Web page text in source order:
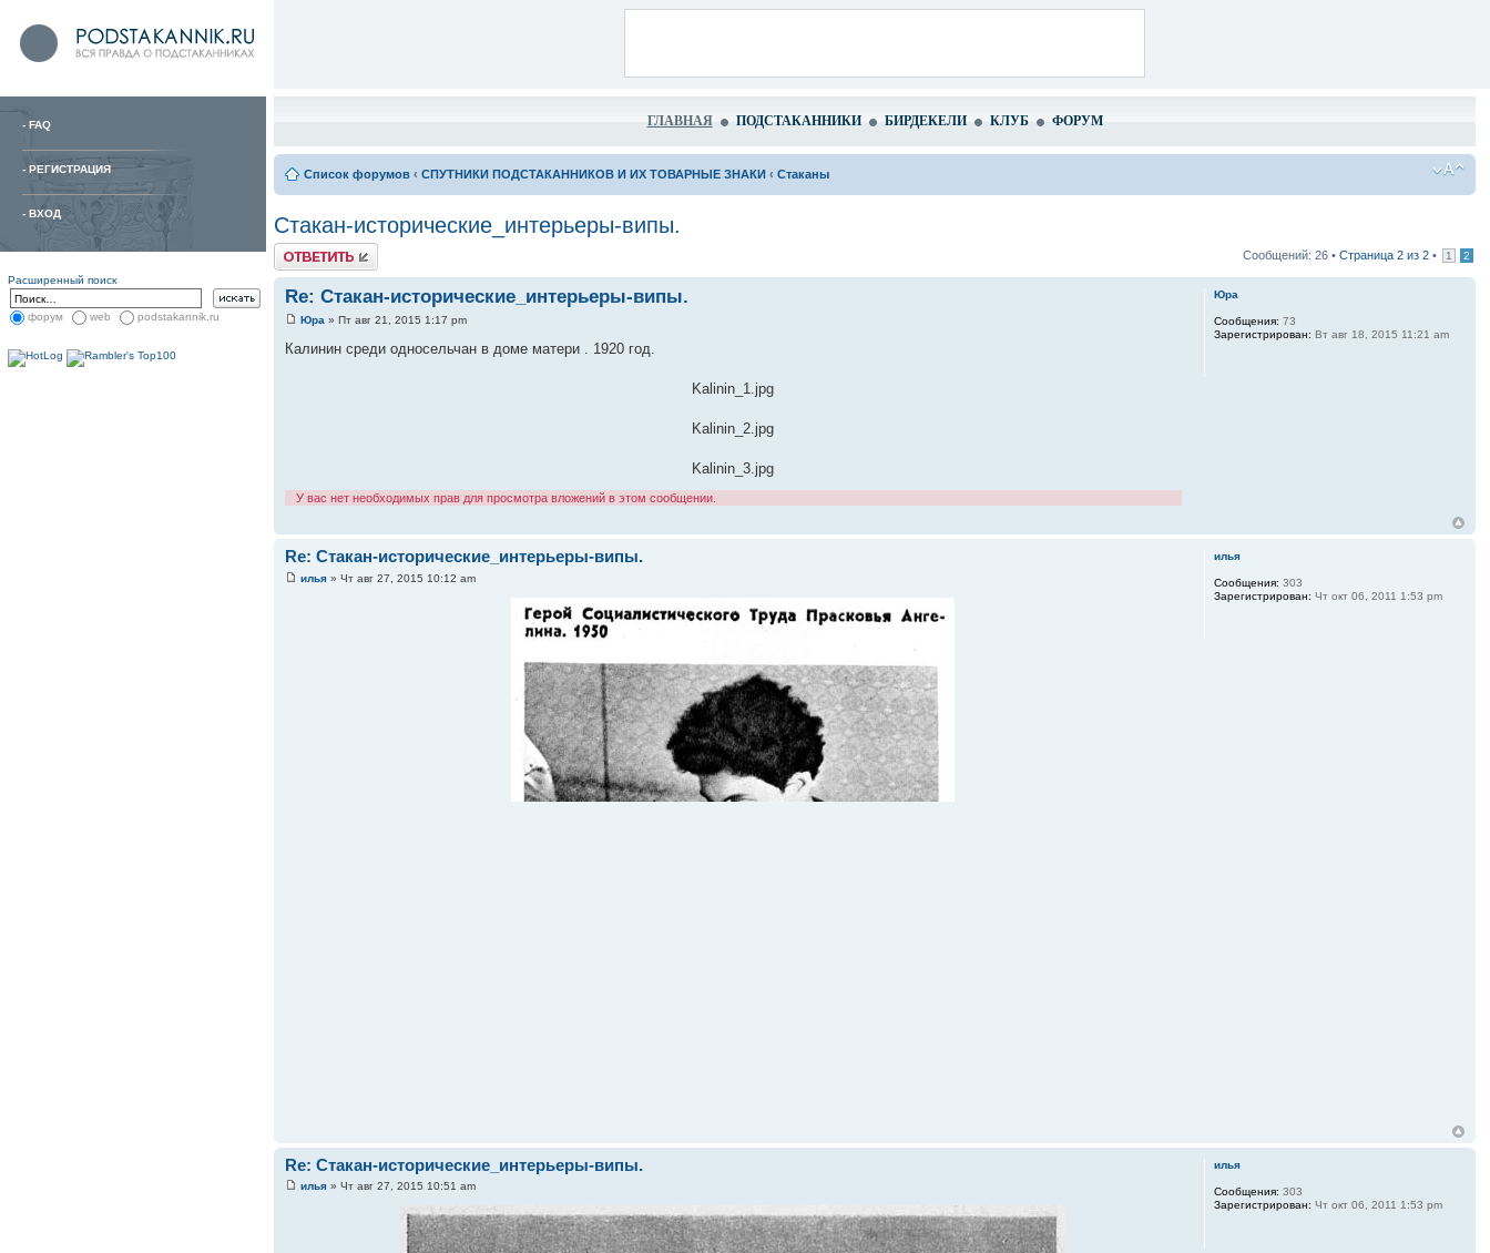
- FAQ
- РЕГИСТРАЦИЯ
- ВХОД
Расширенный поиск
форум web podstakannik.ru
ГЛАВНАЯ ПОДСТАКАННИКИ БИРДЕКЕЛИ КЛУБ ФОРУМ
Список форумов ‹ СПУТНИКИ ПОДСТАКАННИКОВ И ИХ ТОВАРНЫЕ ЗНАКИ ‹ Стаканы
Стакан-исторические_интерьеры-випы.
Сообщений: 26 • Страница 2 из 2 • 1 2
Re: Стакан-исторические_интерьеры-випы.
Юра » Пт авг 21, 2015 1:17 pm
Калинин среди односельчан в доме матери . 1920 год.
Kalinin_1.jpg
Kalinin_2.jpg
Kalinin_3.jpg
У вас нет необходимых прав для просмотра вложений в этом сообщении.
Юра
Сообщения: 73
Зарегистрирован: Вт авг 18, 2015 11:21 am
Re: Стакан-исторические_интерьеры-випы.
илья » Чт авг 27, 2015 10:12 am
илья
Сообщения: 303
Зарегистрирован: Чт окт 06, 2011 1:53 pm
Re: Стакан-исторические_интерьеры-випы.
илья » Чт авг 27, 2015 10:51 am
илья
Сообщения: 303
Зарегистрирован: Чт окт 06, 2011 1:53 pm